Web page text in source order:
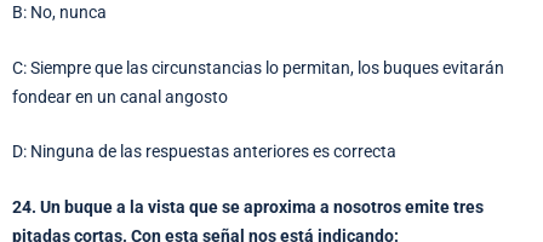
B: No, nunca
C: Siempre que las circunstancias lo permitan, los buques evitarán
fondear en un canal angosto
D: Ninguna de las respuestas anteriores es correcta
24. Un buque a la vista que se aproxima a nosotros emite tres
pitadas cortas. Con esta señal nos está indicando: